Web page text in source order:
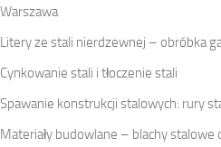
Warszawa
Litery ze stali nierdzewnej – obróbka
Cynkowanie stali i tłoczenie stali
Spawanie konstrukcji stalowych: rury
Materiały budowlane – blachy